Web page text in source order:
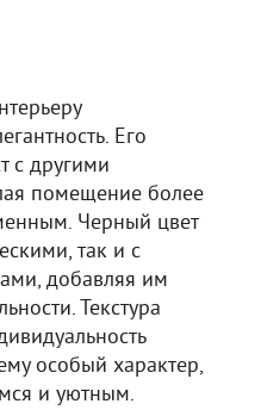
Его
с другими
помещение более
Черный цвет
так и с
добавляя им
Текстура
особый характер,
и уютным.